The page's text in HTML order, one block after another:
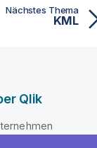
Nächstes Thema
KML
Qlik